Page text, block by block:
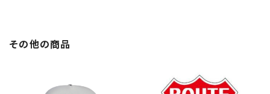
その他の商品